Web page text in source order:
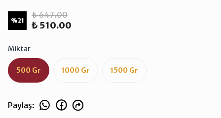
%21
₺ 647.00
₺ 510.00
Miktar
500 Gr 1000 Gr 1500 Gr
Paylaş: